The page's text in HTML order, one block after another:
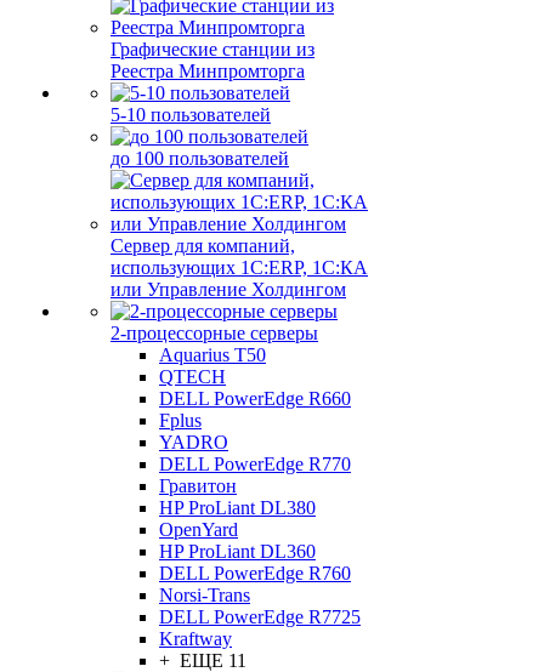
Графические станции из
Реестра Минпромторга
5-10 пользователей
до 100 пользователей
Сервер для компаний,
использующих 1C:ERP, 1С:КА
или Управление Холдингом
2-процессорные серверы
Aquarius T50
QTECH
DELL PowerEdge R660
Fplus
YADRO
DELL PowerEdge R770
Гравитон
HP ProLiant DL380
OpenYard
HP ProLiant DL360
DELL PowerEdge R760
Norsi-Trans
DELL PowerEdge R7725
Kraftway
+ ЕЩЕ 11